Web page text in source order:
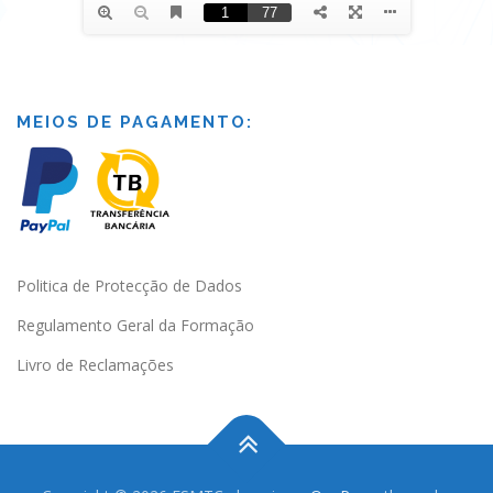
MEIOS DE PAGAMENTO:
Politica de Protecção de Dados
Regulamento Geral da Formação
Livro de Reclamações